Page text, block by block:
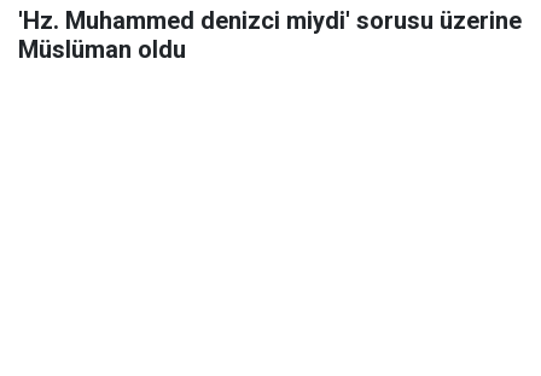
'Hz. Muhammed denizci miydi' sorusu üzerine
Müslüman oldu